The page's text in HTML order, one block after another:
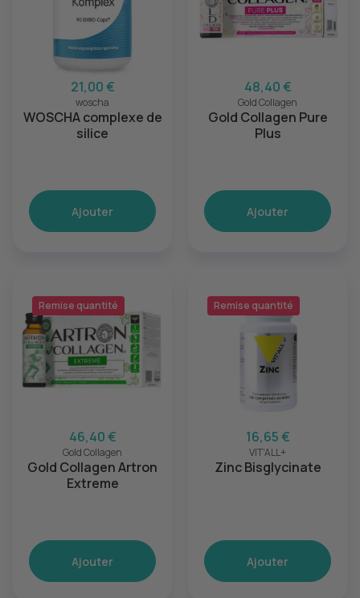
21,00 €
woscha
WOSCHA complexe de
silice
Ajouter
48,40 €
Gold Collagen
Gold Collagen Pure
Plus
Ajouter
Remise quantité
46,40 €
Gold Collagen
Gold Collagen Artron
Extreme
Ajouter
Remise quantité
16,65 €
VIT'ALL+
Zinc Bisglycinate
Ajouter